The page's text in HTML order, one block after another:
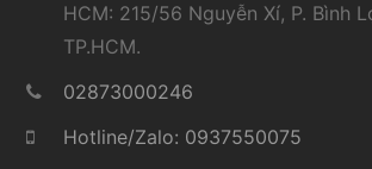
HCM: 215/56 Nguyễn Xí, P. Bình
TP.HCM.
02873000246
Hotline/Zalo: 0937550075